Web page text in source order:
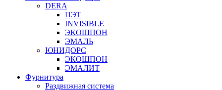
DERA
ПЭТ
INVISIBLE
ЭКОШПОН
ЭМАЛЬ
ЮНИДОРС
ЭКОШПОН
ЭМАЛИТ
Фурнитура
Раздвижная система